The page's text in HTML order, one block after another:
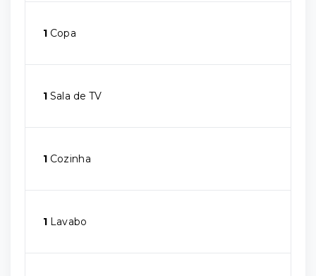
1 Copa
1 Sala de TV
1 Cozinha
1 Lavabo